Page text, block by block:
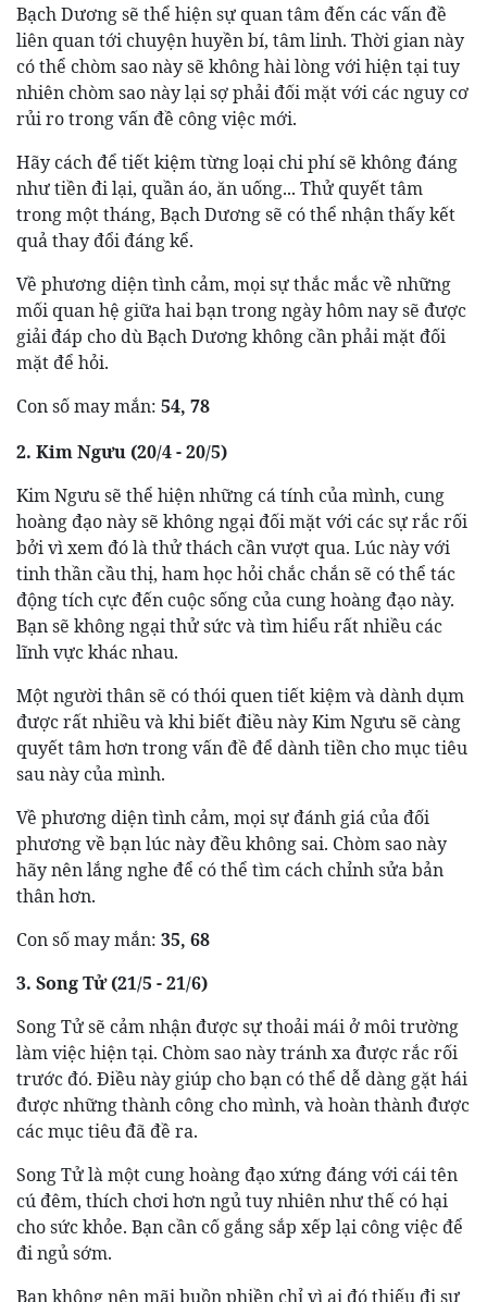
Bạch Dương sẽ thể hiện sự quan tâm đến các vấn đề
liên quan tới chuyện huyền bí, tâm linh. Thời gian này
có thể chòm sao này sẽ không hài lòng với hiện tại tuy
nhiên chòm sao này lại sợ phải đối mặt với các nguy cơ
rủi ro trong vấn đề công việc mới.
Hãy cách để tiết kiệm từng loại chi phí sẽ không đáng
như tiền đi lại, quần áo, ăn uống... Thử quyết tâm
trong một tháng, Bạch Dương sẽ có thể nhận thấy kết
quả thay đổi đáng kể.
Về phương diện tình cảm, mọi sự thắc mắc về những
mối quan hệ giữa hai bạn trong ngày hôm nay sẽ được
giải đáp cho dù Bạch Dương không cần phải mặt đối
mặt để hỏi.
Con số may mắn: 54, 78
2. Kim Ngưu (20/4 - 20/5)
Kim Ngưu sẽ thể hiện những cá tính của mình, cung
hoàng đạo này sẽ không ngại đối mặt với các sự rắc rối
bởi vì xem đó là thử thách cần vượt qua. Lúc này với
tinh thần cầu thị, ham học hỏi chắc chắn sẽ có thể tác
động tích cực đến cuộc sống của cung hoàng đạo này.
Bạn sẽ không ngại thử sức và tìm hiểu rất nhiều các
lĩnh vực khác nhau.
Một người thân sẽ có thói quen tiết kiệm và dành dụm
được rất nhiều và khi biết điều này Kim Ngưu sẽ càng
quyết tâm hơn trong vấn đề để dành tiền cho mục tiêu
sau này của mình.
Về phương diện tình cảm, mọi sự đánh giá của đối
phương về bạn lúc này đều không sai. Chòm sao này
hãy nên lắng nghe để có thể tìm cách chỉnh sửa bản
thân hơn.
Con số may mắn: 35, 68
3. Song Tử (21/5 - 21/6)
Song Tử sẽ cảm nhận được sự thoải mái ở môi trường
làm việc hiện tại. Chòm sao này tránh xa được rắc rối
trước đó. Điều này giúp cho bạn có thể dễ dàng gặt hái
được những thành công cho mình, và hoàn thành được
các mục tiêu đã đề ra.
Song Tử là một cung hoàng đạo xứng đáng với cái tên
cú đêm, thích chơi hơn ngủ tuy nhiên như thế có hại
cho sức khỏe. Bạn cần cố gắng sắp xếp lại công việc để
đi ngủ sớm.
Bạn không nên mãi buồn phiền chỉ vì ai đó thiếu đi sự